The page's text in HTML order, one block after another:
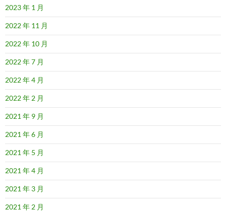
2023 年 1 月
2022 年 11 月
2022 年 10 月
2022 年 7 月
2022 年 4 月
2022 年 2 月
2021 年 9 月
2021 年 6 月
2021 年 5 月
2021 年 4 月
2021 年 3 月
2021 年 2 月